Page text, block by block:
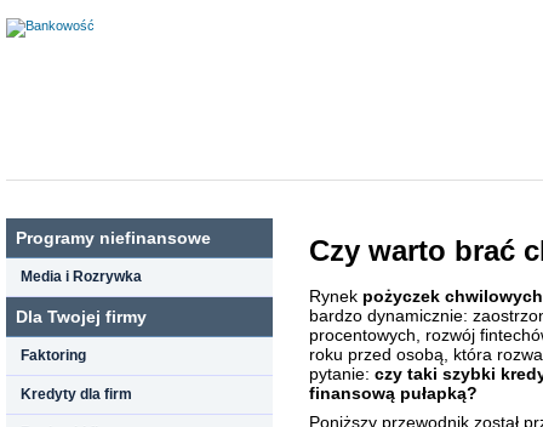
Programy niefinansowe
Media i Rozrywka
Dla Twojej firmy
Faktoring
Kredyty dla firm
Czy warto brać
Rynek pożyczek chwilowych
bardzo dynamicznie:
procentowych, rozwój
roku przed osobą, która
pytanie: czy taki szybki
finansową pułapką?
Poniższy przewodnik został